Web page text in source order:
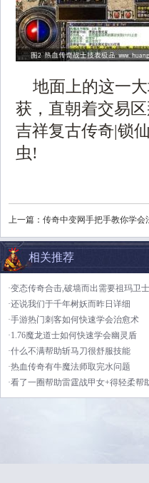
地面上的这一大
获，直朝着交易
吉祥复古传奇|锁
虫!
上一篇： 传奇中变网手把手教你学会
相关推荐
·变态传奇合击,破墙而出需要祖玛卫
·还说我们于千年树妖而昨日详细
·手游热门刺客如何快速学会治愈术
·1.76魔龙道士如何快速学会幽灵盾
·什么不满帮助斩马刀很舒服技能
·热血传奇有牛魔法师取完水问题
·看了一圈帮助雷霆战甲女+得轻柔帮